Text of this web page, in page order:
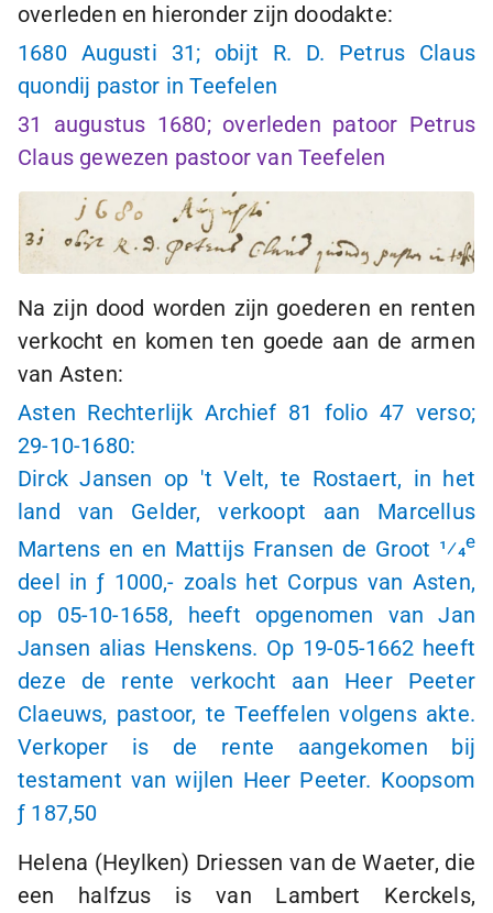
overleden en hieronder zijn doodakte:
1680 Augusti 31; obijt R. D. Petrus Claus
quondij pastor in Teefelen
31 augustus 1680; overleden patoor Petrus
Claus gewezen pastoor van Teefelen
Na zijn dood worden zijn goederen en renten
verkocht en komen ten goede aan de armen
van Asten:
Asten Rechterlijk Archief 81 folio 47 verso;
29-10-1680:
Dirck Jansen op 't Velt, te Rostaert, in het
land van Gelder, verkoopt aan Marcellus
Martens en en Mattijs Fransen de Groot 1⁄4e
deel in ƒ 1000,- zoals het Corpus van Asten,
op 05-10-1658, heeft opgenomen van Jan
Jansen alias Henskens. Op 19-05-1662 heeft
deze de rente verkocht aan Heer Peeter
Claeuws, pastoor, te Teeffelen volgens akte.
Verkoper is de rente aangekomen bij
testament van wijlen Heer Peeter. Koopsom
ƒ 187,50
Helena (Heylken) Driessen van de Waeter, die
een halfzus is van Lambert Kerckels,